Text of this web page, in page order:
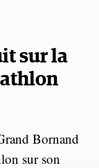
sur la
Bornand
sur son